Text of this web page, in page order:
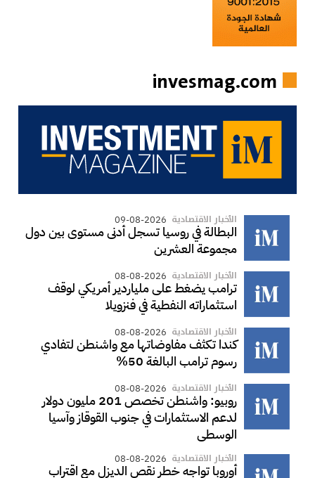
invesmag.com
الأخبار الاقتصادية 09-08-2026
البطالة في روسيا تسجل أدنى مستوى بين دول
مجموعة العشرين
الأخبار الاقتصادية 08-08-2026
ترامب يضغط على ملياردير أمريكي لوقف
استثماراته النفطية في فنزويلا
الأخبار الاقتصادية 08-08-2026
كندا تكثف مفاوضاتها مع واشنطن لتفادي
رسوم ترامب البالغة 50%
الأخبار الاقتصادية 08-08-2026
روبيو: واشنطن تخصص 201 مليون دولار
لدعم الاستثمارات في جنوب القوقاز وآسيا
الوسطى
الأخبار الاقتصادية 08-08-2026
أوروبا تواجه خطر نقص الديزل مع اقتراب